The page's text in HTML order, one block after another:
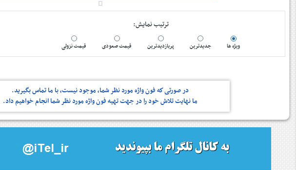
ترتیب نمایش:
ویژه ها جدیدترین پربازدیدترین قیمت صعودی قیمت نزولی
در صورتی كه فون واژه مورد نظر شما، موجود نیست، با ما تماس بگیرید.
ما نهایت تلاش خود را در جهت تهیه فون واژه مورد نظر شما انجام خواهیم داد.